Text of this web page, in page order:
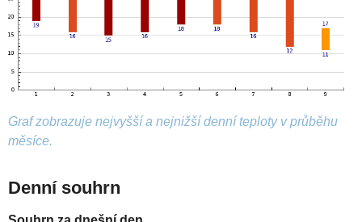
Graf zobrazuje nejvyšší a nejnižší denní teploty v průběhu
měsíce.
Denní souhrn